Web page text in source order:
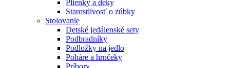
Plienky a deky
Starostlivosť o zúbky
Stolovanie
Detské jedálenské sety
Podbradníky
Podložky na jedlo
Poháre a hrnčeky
Príbory